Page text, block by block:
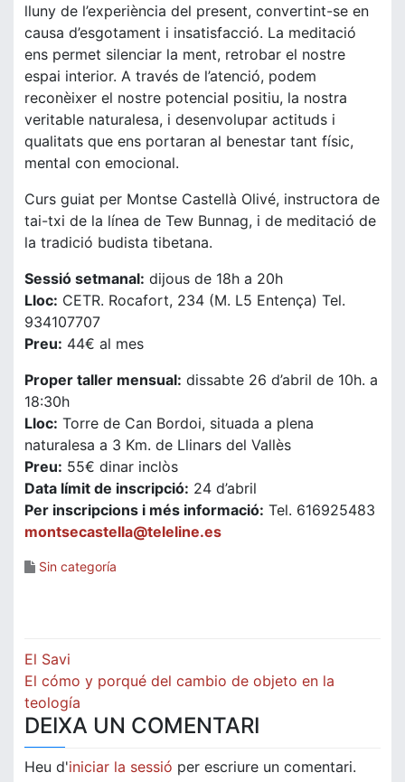
lluny de l’experiència del present, convertint-se en
causa d’esgotament i insatisfacció. La meditació
ens permet silenciar la ment, retrobar el nostre
espai interior. A través de l’atenció, podem
reconèixer el nostre potencial positiu, la nostra
veritable naturalesa, i desenvolupar actituds i
qualitats que ens portaran al benestar tant físic,
mental con emocional.
Curs guiat per Montse Castellà Olivé, instructora de
tai-txi de la línea de Tew Bunnag, i de meditació de
la tradició budista tibetana.
Sessió setmanal: dijous de 18h a 20h
Lloc: CETR. Rocafort, 234 (M. L5 Entença) Tel.
934107707
Preu: 44€ al mes
Proper taller mensual: dissabte 26 d’abril de 10h. a
18:30h
Lloc: Torre de Can Bordoi, situada a plena
naturalesa a 3 Km. de Llinars del Vallès
Preu: 55€ dinar inclòs
Data límit de inscripció: 24 d’abril
Per inscripcions i més informació: Tel. 616925483
montsecastella@teleline.es
Sin categoría
Navegació
d'entrades
El Savi
El cómo y porqué del cambio de objeto en la
teología
DEIXA UN COMENTARI
Heu d'iniciar la sessió per escriure un comentari.